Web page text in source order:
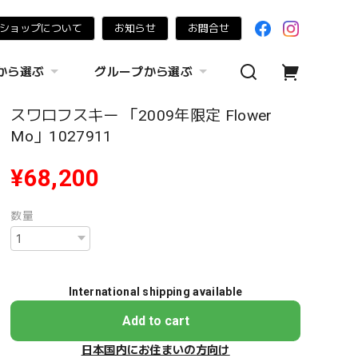
ョップについて お知らせ お問合せ
ら選ぶ グループから選ぶ
スワロフスキー 「2009年限定 Flower
Mo」1027911
¥68,200
数量
International shipping available
Add to cart
日本国内にお住まいの方向け